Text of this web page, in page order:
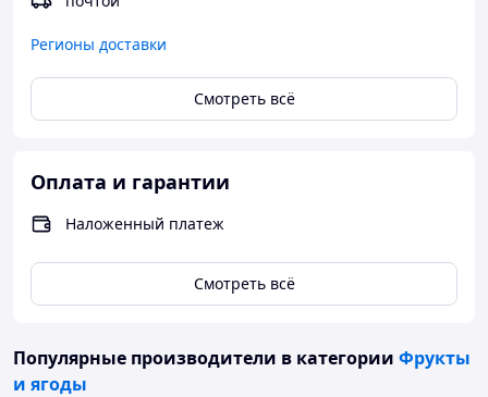
Доставка осуществляется по всему Казахстану и в
частности в Алматы.
Заказ можно сделать на этом сайте - http://ffers.ru/godji
Регионы доставки
Смотреть всё
Оплата и гарантии
Наложенный платеж
Смотреть всё
Популярные производители в категории Фрукты
и ягоды